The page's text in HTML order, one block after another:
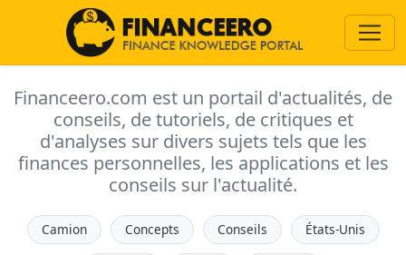
Financeero.com est un portail d'actualités, de
conseils, de tutoriels, de critiques et
d'analyses sur divers sujets tels que les
finances personnelles, les applications et les
conseils sur l'actualité.
Camion Concepts Conseils États-Unis